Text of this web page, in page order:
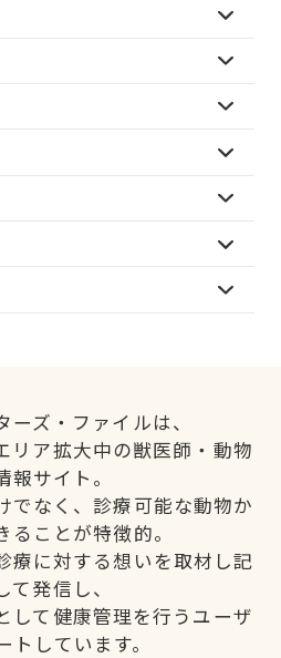
ズ・ファイルは、
リア拡大中の獣医師・動物
報サイト。
でなく、診療可能な動物か
ることが特徴的。
療に対する想いを取材し記
て発信し、
して健康管理を行うユーザ
トしています。